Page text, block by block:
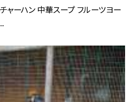
ャーハン 中華スープ フルーツヨー